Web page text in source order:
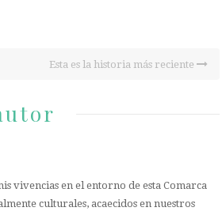
Esta es la historia más reciente
vivencias en el entorno de esta Comarca
culturales, acaecidos en nuestros